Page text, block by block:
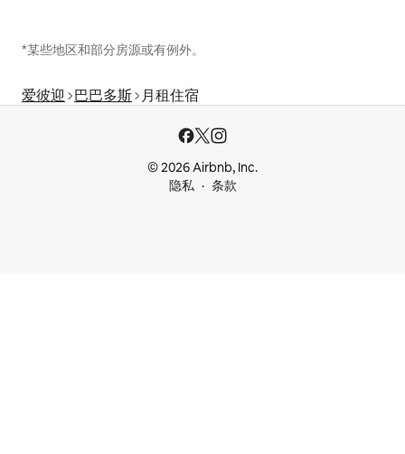
*某些地区和部分房源或有例外。
爱彼迎 巴巴多斯 月租住宿
© 2026 Airbnb, Inc.
隐私
条款